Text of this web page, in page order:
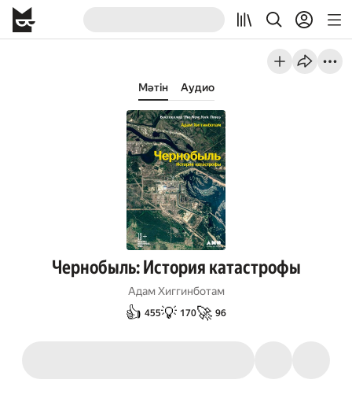
Мәтін Аудио
Чернобыль: История катастрофы
Адам Хиггинботам
👍 455💡 170🚀 96